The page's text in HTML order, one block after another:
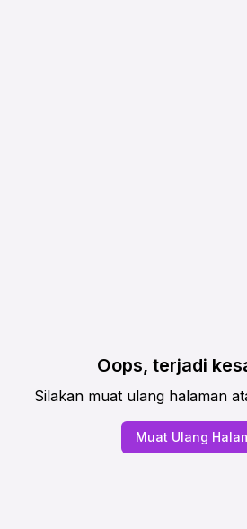
Oops, terjadi
Silakan muat ulang halaman
Muat Ulang